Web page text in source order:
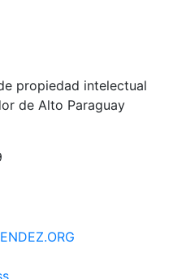
propiedad intelectual
de Alto Paraguay